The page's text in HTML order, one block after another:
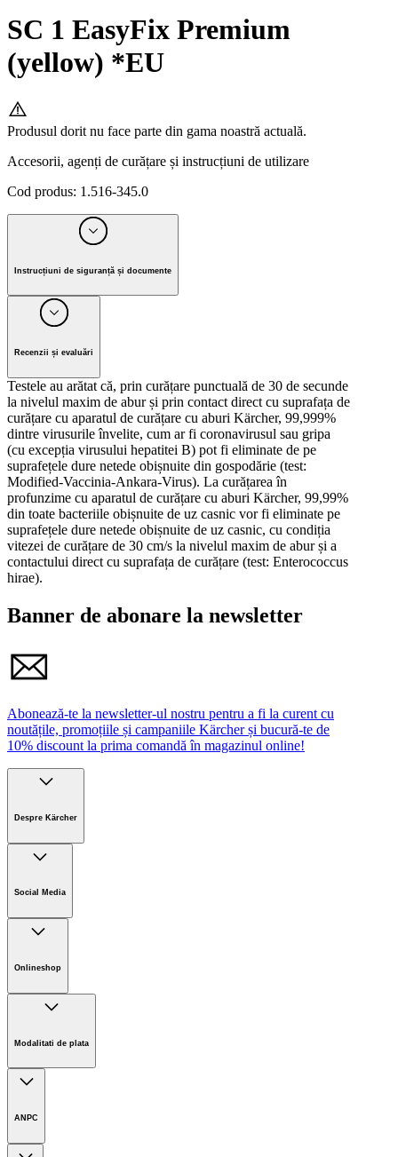
SC 1 EasyFix Premium
(yellow) *EU
Produsul dorit nu face parte din gama noastră actuală.
Accesorii, agenți de curățare și instrucțiuni de utilizare
Cod produs: 1.516-345.0
Instrucțiuni de siguranță și documente
Producător Alfred Kärcher SE & Co. KG
Alfred-Kärcher-Strasse 28-40, 71364 Winnenden, Germany
Tel. +49 7195 / 14-0 I Fax +49 7195 / 14-2212
E-mail: info@karcher.com
Vă rugăm să respectați avertismentele și instrucțiunile de
siguranță din manualul de utilizare.
Recenzii și evaluări
Testele au arătat că, prin curățare punctuală de 30 de secunde
la nivelul maxim de abur și prin contact direct cu suprafața de
curățare cu aparatul de curățare cu aburi Kärcher, 99,999%
dintre virusurile învelite, cum ar fi coronavirusul sau gripa
(cu excepția virusului hepatitei B) pot fi eliminate de pe
suprafețele dure netede obișnuite din gospodărie (test:
Modified-Vaccinia-Ankara-Virus). La curățarea în
profunzime cu aparatul de curățare cu aburi Kärcher, 99,99%
din toate bacteriile obișnuite de uz casnic vor fi eliminate pe
suprafețele dure netede obișnuite de uz casnic, cu condiția
vitezei de curățare de 30 cm/s la nivelul maxim de abur și a
contactului direct cu suprafața de curățare (test: Enterococcus
hirae).
Banner de abonare la newsletter
Abonează-te la newsletter-ul nostru pentru a fi la curent cu
noutățile, promoțiile și campaniile Kärcher și bucură-te de
10% discount la prima comandă în magazinul online!
Despre Kärcher
Sustenabilitate
Noutati
Social Media
Onlineshop
Informații magazin online
Retur
Modalitati de plata
ANPC